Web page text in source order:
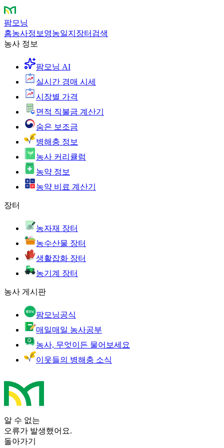
팜모닝
홈농사정보 영농일지 장터 검색
농사 정보
팜모닝 AI
실시간 경매 시세
시장별 가격
면적 직불금 계산기
숨은 보조금
병해충 정보
농사 커리큘럼
농약 정보
농약 비료 계산기
장터
농자재 장터
농수산물 장터
생활잡화 장터
농기계 장터
농사 게시판
팜모닝공식
매일매일 농사공부
농사, 무엇이든 물어보세요
이웃들의 병해충 소식
알 수 없는
오류가 발생했어요.
돌아가기